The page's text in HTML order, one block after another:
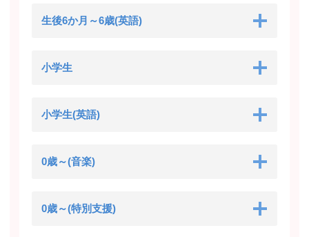
生後6か月～6歳(英語)
小学生
小学生(英語)
0歳～(音楽)
0歳～(特別支援)